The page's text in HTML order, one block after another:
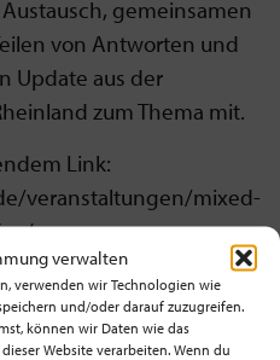
verwalten
verwenden wir Technologien wie
und/oder darauf zuzugreifen.
können wir Daten wie das
Website verarbeiten. Wenn du
gemeinsamen
von Antworten und
Update aus der
zum Thema mit.
Link:
veranstaltungen/mixed-
herzlich